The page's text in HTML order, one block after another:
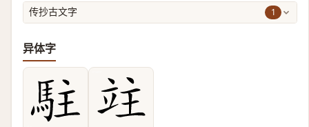
传抄古文字 1
异体字